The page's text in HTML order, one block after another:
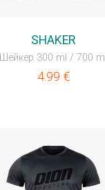
SHAKER
Шейкер 300 ml / 700 ml
4.99 €